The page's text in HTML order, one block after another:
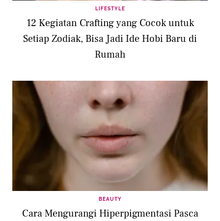
LIFESTYLE
12 Kegiatan Crafting yang Cocok untuk
Setiap Zodiak, Bisa Jadi Ide Hobi Baru di
Rumah
BEAUTY
Cara Mengurangi Hiperpigmentasi Pasca